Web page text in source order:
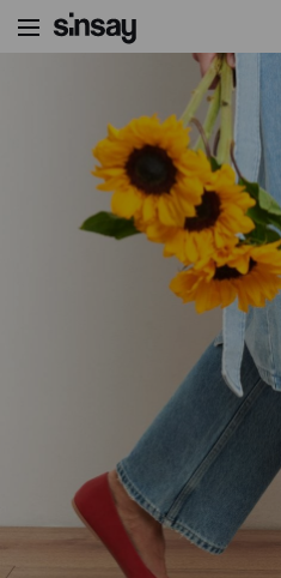
Обувки и аксесоари